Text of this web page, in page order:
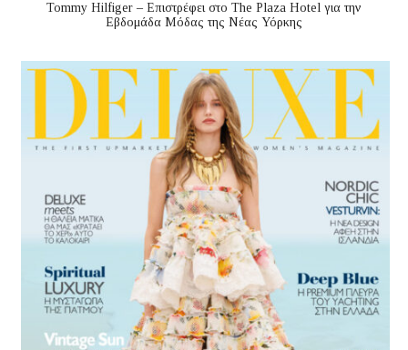
Tommy Hilfiger – Επιστρέφει στο The Plaza Hotel για την
Εβδομάδα Μόδας της Νέας Υόρκης